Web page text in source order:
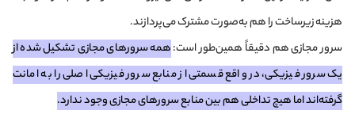
هزینه زیرساخت را هم به‌صورت مشترک می‌پردازند.
سرور مجازی هم دقیقاً همین‌طور است:همه سرورهای مجازی‌ تشکیل شده از
یک سرور فیزیکی، در واقع قسمتی از منابع سرور فیزیکی اصلی را به امانت
گرفته‌اند اما هیچ تداخلی هم بین منابع سرورهای مجازی وجود ندارد.